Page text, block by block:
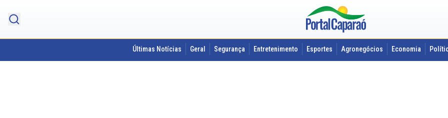
Últimas Notícias Geral Segurança Entretenimento Esportes Agronegócios Economia